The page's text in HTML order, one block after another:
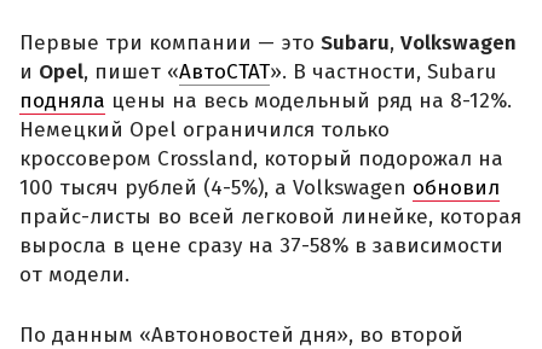
Первые три компании — это Subaru, Volkswagen
и Opel, пишет «АвтоСТАТ». В частности, Subaru
подняла цены на весь модельный ряд на 8-12%.
Немецкий Opel ограничился только
кроссовером Crossland, который подорожал на
100 тысяч рублей (4-5%), а Volkswagen обновил
прайс-листы во всей легковой линейке, которая
выросла в цене сразу на 37-58% в зависимости
от модели.
По данным «Автоновостей дня», во второй